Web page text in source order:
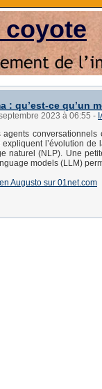
: qu’est-ce qu’un
2023 à 06:55 -
conversationnels
l’évolution
naturel (NLP). Une
models (LLM)
Augusto sur 01net.com